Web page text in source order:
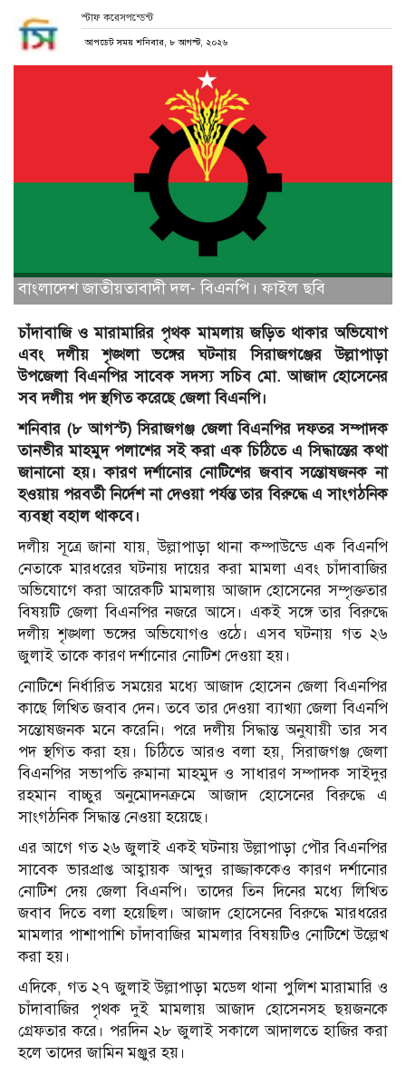
স্টাফ করেসপন্ডেন্ট
আপডেট সময় শনিবার, ৮ আগস্ট, ২০২৬
বাংলাদেশ জাতীয়তাবাদী দল- বিএনপি। ফাইল ছবি
চাঁদাবাজি ও মারামারির পৃথক মামলায় জড়িত থাকার অভিযোগ
এবং দলীয় শৃঙ্খলা ভঙ্গের ঘটনায় সিরাজগঞ্জের উল্লাপাড়া
উপজেলা বিএনপির সাবেক সদস্য সচিব মো. আজাদ হোসেনের
সব দলীয় পদ স্থগিত করেছে জেলা বিএনপি।
শনিবার (৮ আগস্ট) সিরাজগঞ্জ জেলা বিএনপির দফতর সম্পাদক
তানভীর মাহমুদ পলাশের সই করা এক চিঠিতে এ সিদ্ধান্তের কথা
জানানো হয়। কারণ দর্শানোর নোটিশের জবাব সন্তোষজনক না
হওয়ায় পরবর্তী নির্দেশ না দেওয়া পর্যন্ত তার বিরুদ্ধে এ সাংগঠনিক
ব্যবস্থা বহাল থাকবে।
দলীয় সূত্রে জানা যায়, উল্লাপাড়া থানা কম্পাউন্ডে এক বিএনপি
নেতাকে মারধরের ঘটনায় দায়ের করা মামলা এবং চাঁদাবাজির
অভিযোগে করা আরেকটি মামলায় আজাদ হোসেনের সম্পৃক্ততার
বিষয়টি জেলা বিএনপির নজরে আসে। একই সঙ্গে তার বিরুদ্ধে
দলীয় শৃঙ্খলা ভঙ্গের অভিযোগও ওঠে। এসব ঘটনায় গত ২৬
জুলাই তাকে কারণ দর্শানোর নোটিশ দেওয়া হয়।
নোটিশে নির্ধারিত সময়ের মধ্যে আজাদ হোসেন জেলা বিএনপির
কাছে লিখিত জবাব দেন। তবে তার দেওয়া ব্যাখ্যা জেলা বিএনপি
সন্তোষজনক মনে করেনি। পরে দলীয় সিদ্ধান্ত অনুযায়ী তার সব
পদ স্থগিত করা হয়। চিঠিতে আরও বলা হয়, সিরাজগঞ্জ জেলা
বিএনপির সভাপতি রুমানা মাহমুদ ও সাধারণ সম্পাদক সাইদুর
রহমান বাচ্চুর অনুমোদনক্রমে আজাদ হোসেনের বিরুদ্ধে এ
সাংগঠনিক সিদ্ধান্ত নেওয়া হয়েছে।
এর আগে গত ২৬ জুলাই একই ঘটনায় উল্লাপাড়া পৌর বিএনপির
সাবেক ভারপ্রাপ্ত আহ্বায়ক আব্দুর রাজ্জাককেও কারণ দর্শানোর
নোটিশ দেয় জেলা বিএনপি। তাদের তিন দিনের মধ্যে লিখিত
জবাব দিতে বলা হয়েছিল। আজাদ হোসেনের বিরুদ্ধে মারধরের
মামলার পাশাপাশি চাঁদাবাজির মামলার বিষয়টিও নোটিশে উল্লেখ
করা হয়।
এদিকে, গত ২৭ জুলাই উল্লাপাড়া মডেল থানা পুলিশ মারামারি ও
চাঁদাবাজির পৃথক দুই মামলায় আজাদ হোসেনসহ ছয়জনকে
গ্রেফতার করে। পরদিন ২৮ জুলাই সকালে আদালতে হাজির করা
হলে তাদের জামিন মঞ্জুর হয়।